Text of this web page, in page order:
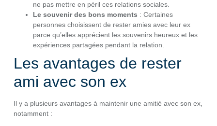
ne pas mettre en péril ces relations sociales.
Le souvenir des bons moments : Certaines
personnes choisissent de rester amies avec leur ex
parce qu’elles apprécient les souvenirs heureux et les
expériences partagées pendant la relation.
Les avantages de rester
ami avec son ex
Il y a plusieurs avantages à maintenir une amitié avec son ex,
notamment :